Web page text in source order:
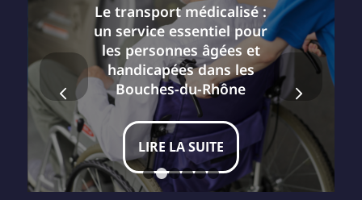
Le transport médicalisé :
un service essentiel pour
les personnes âgées et
handicapées dans les
Bouches-du-Rhône
LIRE LA SUITE
Suivant
1 2 4 5